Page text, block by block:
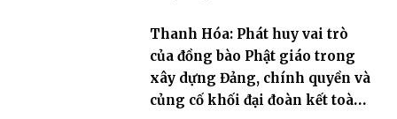
Thanh Hóa: Phát huy vai trò
của đồng bào Phật giáo trong
xây dựng Đảng, chính quyền và
củng cố khối đại đoàn kết toàn